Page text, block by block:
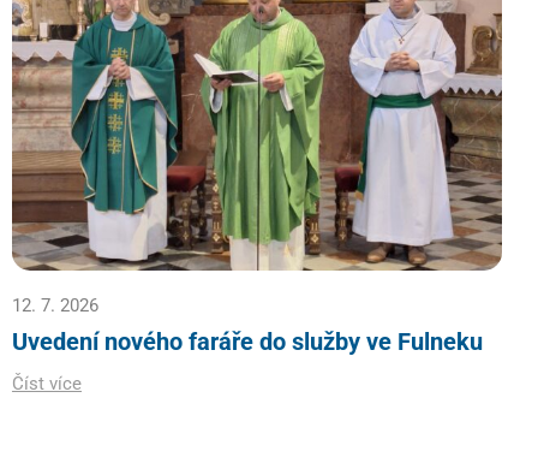
12. 7. 2026
Uvedení nového faráře do služby ve Fulneku
Číst více